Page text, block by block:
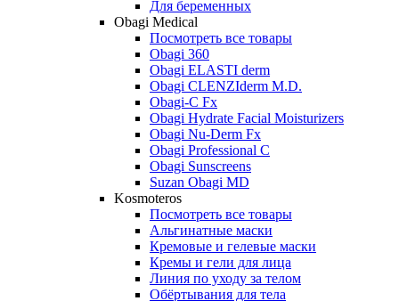
Для беременных
Obagi Medical
Посмотреть все товары
Obagi 360
Obagi ELASTI derm
Obagi CLENZIderm M.D.
Obagi-C Fx
Obagi Hydrate Facial Moisturizers
Obagi Nu-Derm Fx
Obagi Professional C
Obagi Sunscreens
Suzan Obagi MD
Kosmoteros
Посмотреть все товары
Альгинатные маски
Кремовые и гелевые маски
Кремы и гели для лица
Линия по уходу за телом
Обёртывания для тела